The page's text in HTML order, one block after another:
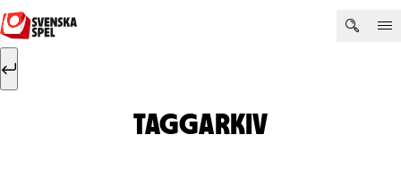
Hoppa till innehåll
Sök efter:
TAGGARKIV